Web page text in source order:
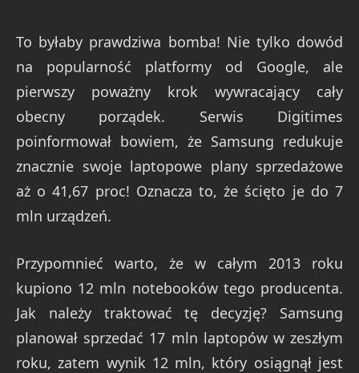
To byłaby prawdziwa bomba! Nie tylko dowód
na popularność platformy od Google, ale
pierwszy poważny krok wywracający cały
obecny porządek. Serwis Digitimes
poinformował bowiem, że Samsung redukuje
znacznie swoje laptopowe plany sprzedażowe
aż o 41,67 proc! Oznacza to, że ścięto je do 7
mln urządzeń.
Przypomnieć warto, że w całym 2013 roku
kupiono 12 mln notebooków tego producenta.
Jak należy traktować tę decyzję? Samsung
planował sprzedać 17 mln laptopów w zeszłym
roku, zatem wynik 12 mln, który osiągnął jest